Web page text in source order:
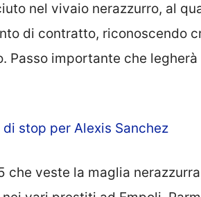
nel vivaio nerazzurro, al
di contratto, riconoscendo
Passo importante che
stop per Alexis Sanchez
che veste la maglia